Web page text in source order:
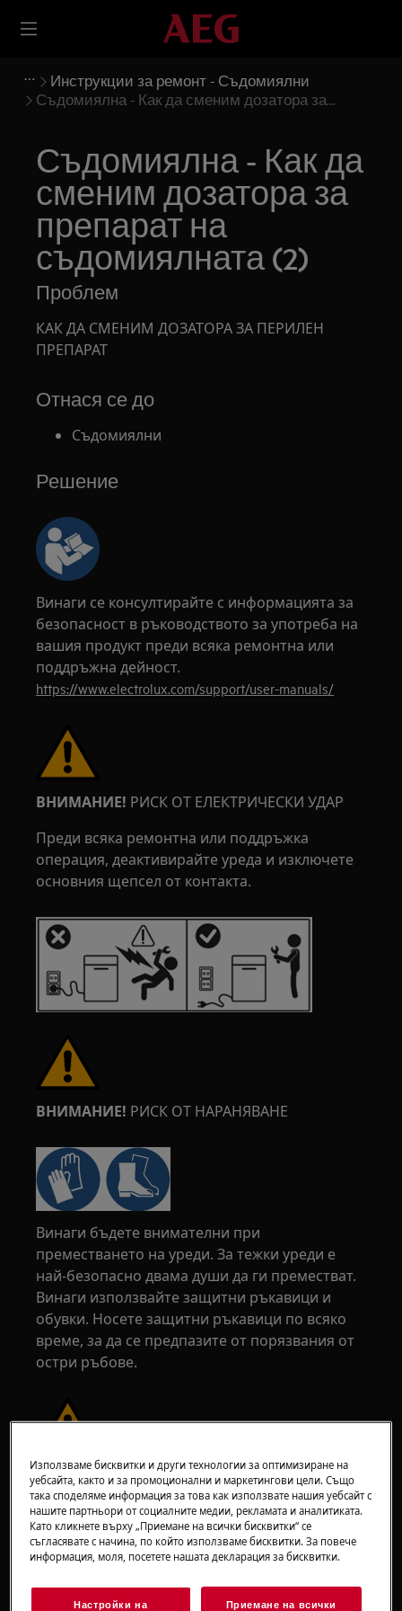
Инструкции за ремонт - Съдомиялни
Съдомиялна - Как да сменим дозатора за
Съдомиялна - Как да
сменим дозатора за
препарат на
съдомиялната (2)
Проблем
КАК ДА СМЕНИМ ДОЗАТОРА ЗА ПЕРИЛЕН
ПРЕПАРАТ
Отнася се до
Съдомиялни
Решение
Винаги се консултирайте с информацията за
безопасност в ръководството за употреба на
вашия продукт преди всяка ремонтна или
поддръжна дейност.
https://www.electrolux.com/support/user-manuals/
ВНИМАНИЕ! РИСК ОТ ЕЛЕКТРИЧЕСКИ УДАР
Преди всяка ремонтна или поддръжка
операция, деактивирайте уреда и изключете
основния щепсел от контакта.
ВНИМАНИЕ! РИСК ОТ НАРАНЯВАНЕ
Винаги бъдете внимателни при
преместването на уреди. За тежки уреди е
най-безопасно двама души да ги преместват.
Винаги използвайте защитни ръкавици и
обувки. Носете защитни ръкавици по всяко
време, за да се предпазите от порязвания от
остри ръбове.
ВНИМАНИЕ!РИСК ОТ НАРАНЯВАНЕ НА ОЧИТЕ
Носете предпазни очила, ако извършвате
Използваме бисквитки и други технологии за оптимизиране на
уебсайта, както и за промоционални и маркетингови цели. Също
така споделяме информация за това как използвате нашия уебсайт с
нашите партньори от социалните медии, рекламата и аналитиката.
Като кликнете върху „Приемане на всички бисквитки“ се
съгласявате с начина, по който използваме бисквитки. За повече
информация, моля, посетете нашата декларация за бисквитки.
Настройки на
Приемане на всички